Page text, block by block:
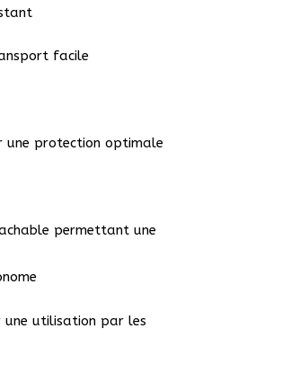
facile
une protection optimale
permettant une
utilisation par les